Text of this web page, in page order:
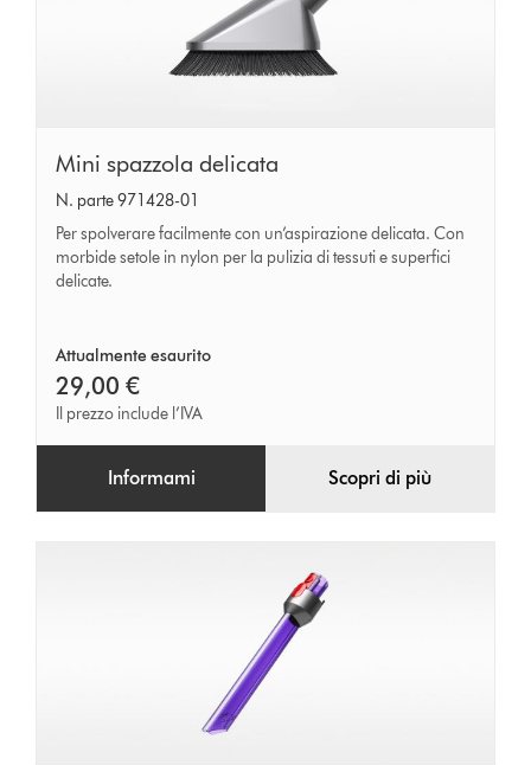
Mini
spazzola
delicata
Mini spazzola delicata
N. parte 971428-01
Per spolverare facilmente con un’aspirazione delicata. Con
morbide setole in nylon per la pulizia di tessuti e superfici
delicate.
Attualmente esaurito
29,00 €
Il prezzo include l’IVA
Informami Scopri di più